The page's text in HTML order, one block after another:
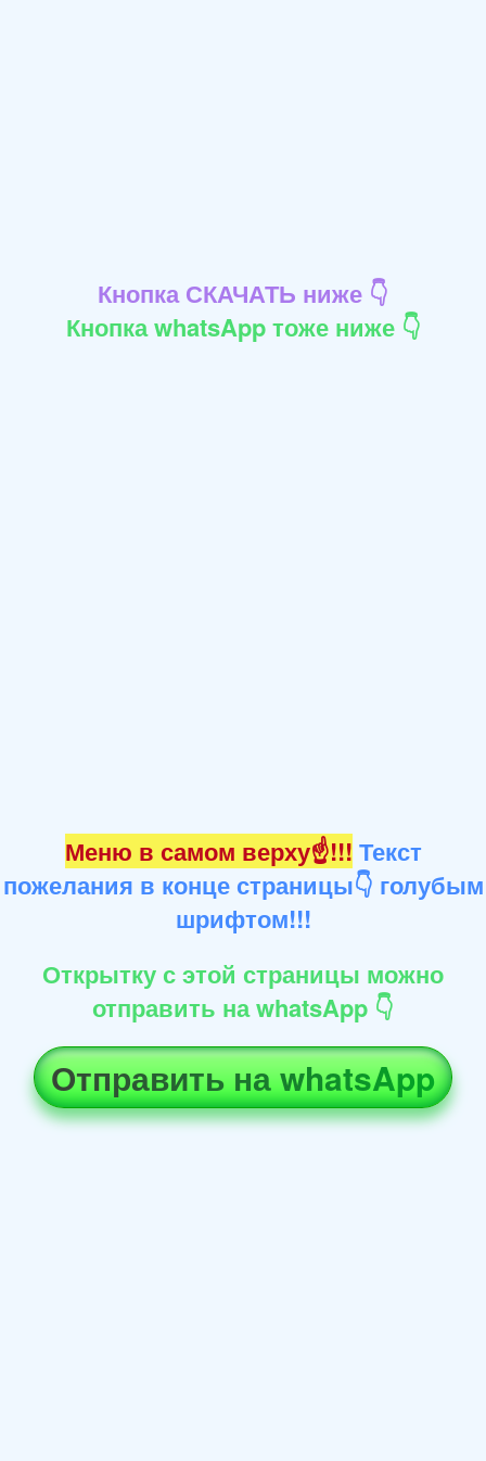
Кнопка СКАЧАТЬ ниже 👇
Кнопка whatsApp тоже ниже 👇
Меню в самом верху☝!!! Текст
пожелания в конце страницы👇 голубым
шрифтом!!!
Открытку с этой страницы можно
отправить на whatsApp 👇
Отправить на whatsApp